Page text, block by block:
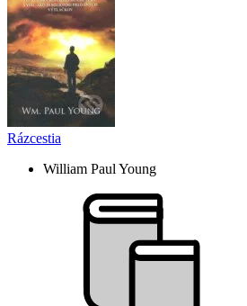
Rázcestia
William Paul Young